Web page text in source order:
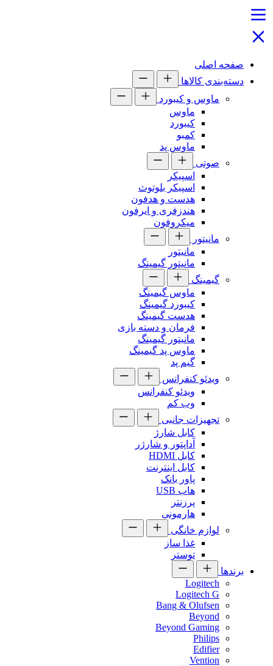
صفحه اصلی
دسته‌بندی کالاها
ماوس و کیبورد
ماوس
کیبورد
کمبو
ماوس پد
صوتی
اسپیکر
اسپیکر بلوتوث
هدست و هدفون
هندزفری و ایرفون
میکروفون
مانیتور
مانیتور
مانیتور گیمینگ
گیمینگ
ماوس گیمینگ
کیبورد گیمینگ
هدست گیمینگ
فرمان و دسته بازی
مانیتور گیمینگ
ماوس پد گیمینگ
گیم پد
ویدئو کنفرانس
ویدئو کنفرانس
وب کم
تجهیزات جانبی
کابل شارژ
آداپتور و شارژر
کابل HDMI
کابل اینترنت
پاور بانک
هاب USB
پرزنتر
هارمونی
لوازم خانگی
غذا ساز
توستر
برندها
Logitech
Logitech G
Bang & Olufsen
Beyond
Beyond Gaming
Philips
Edifier
Vention